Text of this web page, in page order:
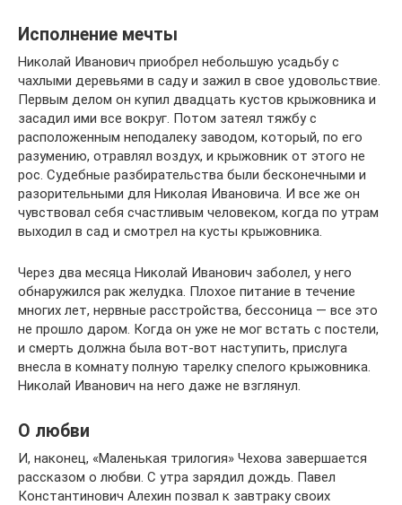
Исполнение мечты
Николай Иванович приобрел небольшую усадьбу с
чахлыми деревьями в саду и зажил в свое удовольствие.
Первым делом он купил двадцать кустов крыжовника и
засадил ими все вокруг. Потом затеял тяжбу с
расположенным неподалеку заводом, который, по его
разумению, отравлял воздух, и крыжовник от этого не
рос. Судебные разбирательства были бесконечными и
разорительными для Николая Ивановича. И все же он
чувствовал себя счастливым человеком, когда по утрам
выходил в сад и смотрел на кусты крыжовника.
Через два месяца Николай Иванович заболел, у него
обнаружился рак желудка. Плохое питание в течение
многих лет, нервные расстройства, бессоница — все это
не прошло даром. Когда он уже не мог встать с постели,
и смерть должна была вот-вот наступить, прислуга
внесла в комнату полную тарелку спелого крыжовника.
Николай Иванович на него даже не взглянул.
О любви
И, наконец, «Маленькая трилогия» Чехова завершается
рассказом о любви. С утра зарядил дождь. Павел
Константинович Алехин позвал к завтраку своих